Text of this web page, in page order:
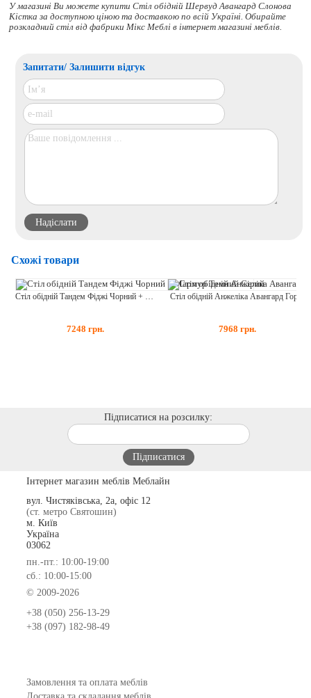
У магазині Ви можете купити Стіл обідній Шервуд Авангард Слонова
Кістка за доступною ціною та доставкою по всій Україні. Обирайте
розкладний стілвід фабрики Мікс Меблі в інтернет магазині меблів.
Запитати/ Залишити відгук
Схожі товари
7248 грн.
Стіл обідній Анжеліка Авангард Горіх
7968 грн.
Підписатися на розсилку:
Інтернет магазин меблів Меблайн
вул. Чистяківська, 2а, офіс 12
(ст. метро Святошин)
м. Київ
Україна
03062
пн.-пт.: 10:00-19:00
сб.: 10:00-15:00
© 2009-2026
+38 (050) 256-13-29
+38 (097) 182-98-49
Замовлення та оплата меблів